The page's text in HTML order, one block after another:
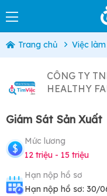
Trang chủ Việc làm
CÔNG TY
HEALTHY
Giám Sát Sản Xuất
Mức lương
12 triệu - 15 triệu
Hạn nộp hồ sơ
Hạn nộp hồ sơ: 30/